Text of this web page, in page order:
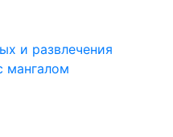
и развлечения
мангалом